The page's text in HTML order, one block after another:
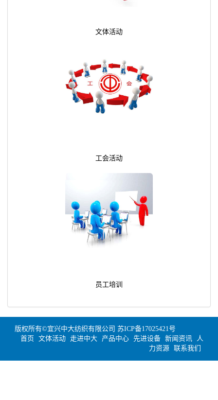
文体活动
工会活动
员工培训
版权所有©宜兴中大纺织有限公司 苏ICP备17025421号
首页
文体活动 走进中大 产品中心 先进设备 新闻资讯
人
力资源
联系我们